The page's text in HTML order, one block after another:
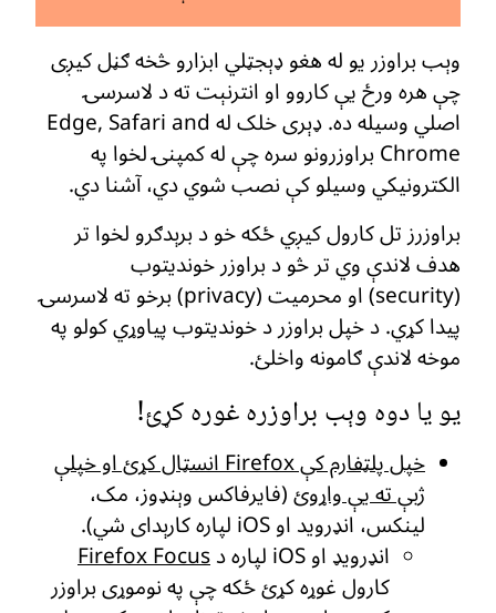
وېب براوزر یو له هغو ډېجټلي ابزارو څخه ګڼل کیږی
چې هره ورځ یې کاروو او انترنېت ته د لاسرسۍ
اصلي وسیله ده. ډېری خلک له Edge, Safari and
Chrome براوزرونو سره چې له کمپنۍ لخوا په
الکترونیکي وسیلو کې نصب شوي دي، آشنا دي.
براوزرز تل کارول کیږي ځکه خو د برېدګرو لخوا تر
هدف لاندې وي تر څو د براوزر خوندیتوب
(security) او محرمیت (privacy) برخو ته لاسرسۍ
پیدا کړي. د خپل براوزر د خوندیتوب پیاوړي کولو په
موخه لاندې ګامونه واخلئ.
یو یا دوه وېب براوزره غوره کړئ!
خپل پلټفارم کې Firefox انسټال کړئ او خپلې
ژبې ته یې واړوئ (فایرفاکس وېنډوز، مک،
لینکس، انډروید او iOS لپاره کارېدای شي).
انډرویډ او iOS لپاره د
Firefox Focus
کارول غوړه کړئ ځکه چې په نوموړی براوزر